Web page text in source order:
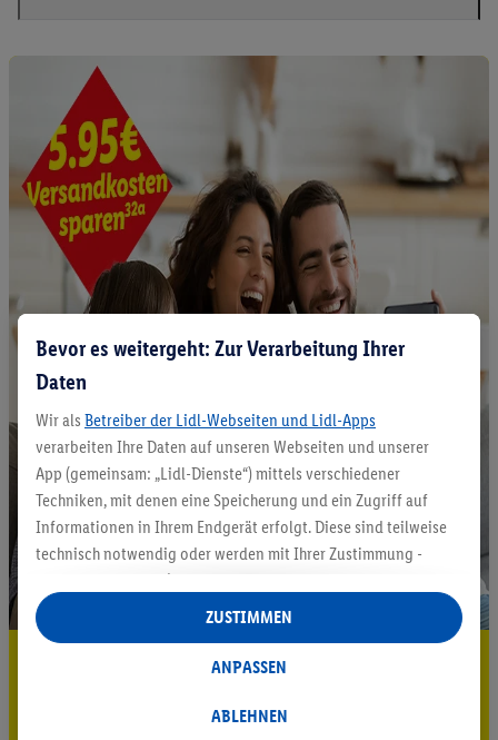
5.95 € Versand sparen³²ᵃ
Bevor es weitergeht: Zur Verarbeitung Ihrer
Daten
Wir als Betreiber der Lidl-Webseiten und Lidl-Apps
verarbeiten Ihre Daten auf unseren Webseiten und unserer
App (gemeinsam: „Lidl-Dienste“) mittels verschiedener
Techniken, mit denen eine Speicherung und ein Zugriff auf
Informationen in Ihrem Endgerät erfolgt. Diese sind teilweise
technisch notwendig oder werden mit Ihrer Zustimmung -
auch durch Partner (u.a.
Verantwortliche; im Zusammenhang mit dem IAB TCF
insgesamt
Statistik-Erstellung oder für personalisierte Werbung
Datenverarbeitungen für personalisierte Werbung werden
ABLEHNEN
ANPASSEN
ZUSTIMMEN